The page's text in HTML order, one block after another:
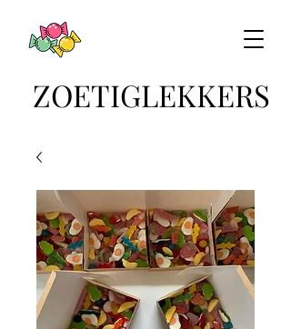
ZOETIGLEKKERS